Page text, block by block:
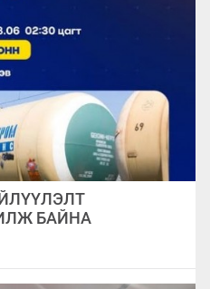
БАЙНА